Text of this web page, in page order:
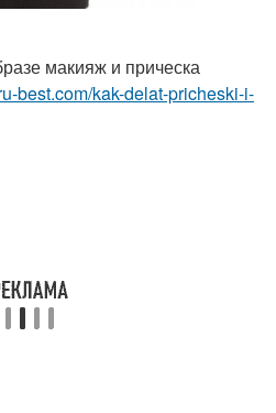
макияж и прическа
best.com/kak-delat-pricheski-i-